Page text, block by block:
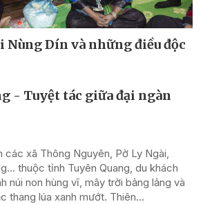
Dín và những điều độc
- Tuyệt tác giữa đại ngàn
các xã Thông Nguyên, Pờ Ly Ngài,
thuộc tỉnh Tuyên Quang, du khách
núi non hùng vĩ, mây trời bảng lảng và
thang lúa xanh mướt. Thiên...